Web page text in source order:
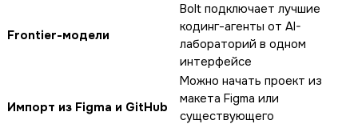
Frontier-модели
Bolt подключает лучшие
кодинг-агенты от AI-
лабораторий в одном
интерфейсе
Импорт из Figma и GitHub
Можно начать проект из
макета Figma или
существующего